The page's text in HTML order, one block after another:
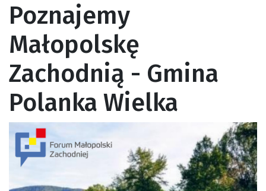
Poznajemy
Małopolskę
Zachodnią - Gmina
Polanka Wielka